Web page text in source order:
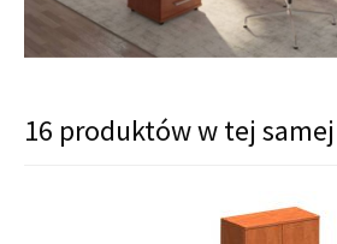
16 produktów w tej